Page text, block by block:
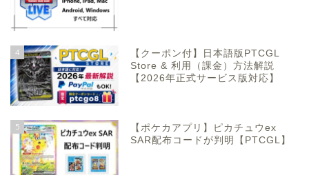
4
【クーポン付】日本語版PTCGL
Store & 利用（課金）方法解説
【2026年正式サービス版対応】
5
【ポケカアプリ】ピカチュウex
SAR配布コードが判明【PTCGL】